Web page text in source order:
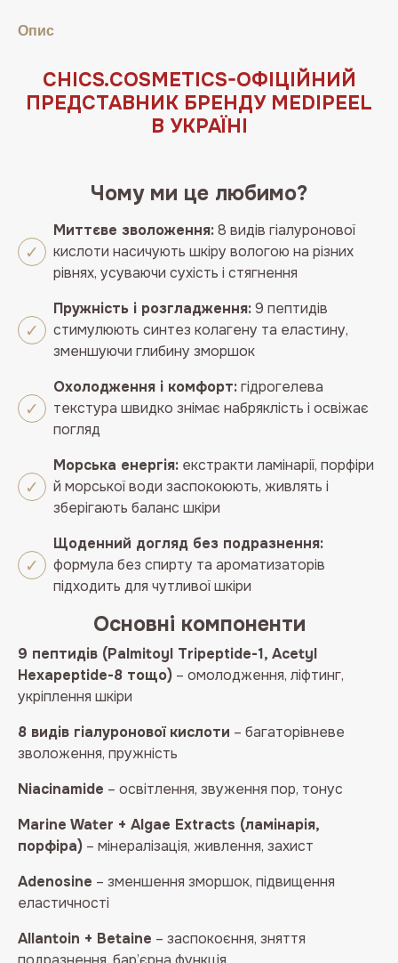
Aqua
Patch
Опис
СHICS.COSMETICS-ОФIЦIЙНИЙ
ПРЕДСТАВНИК БРЕНДУ MEDIPEEL
В УКРАЇНІ
Чому ми це любимо?
Миттєве зволоження:8 видів гіалуронової
кислоти насичують шкіру вологою на різних
рівнях, усуваючи сухість і стягнення
Пружність і розгладження:9 пептидів
стимулюють синтез колагену та еластину,
зменшуючи глибину зморшок
Охолодження і комфорт:гідрогелева
текстура швидко знімає набряклість і освіжає
погляд
Морська енергія: екстракти ламінарії, порфіри
й морської води заспокоюють, живлять і
зберігають баланс шкіри
Щоденний догляд без подразнення:
формула без спирту та ароматизаторів
підходить для чутливої шкіри
Основні компоненти
9 пептидів (Palmitoyl Tripeptide-1, Acetyl
Hexapeptide-8 тощо) – омолодження, ліфтинг,
укріплення шкіри
8 видів гіалуронової кислоти – багаторівневе
зволоження, пружність
Niacinamide – освітлення, звуження пор, тонус
Marine Water + Algae Extracts (ламінарія,
порфіра) – мінералізація, живлення, захист
Adenosine – зменшення зморшок, підвищення
еластичності
Allantoin + Betaine – заспокоєння, зняття